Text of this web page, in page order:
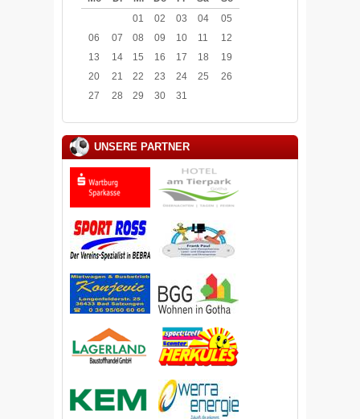
01
02 03 04
05
06
07 08 09 10 11
12
13
14 15 16 17 18
19
20
21 22 23 24 25
26
27
28 29 30 31
UNSERE PARTNER